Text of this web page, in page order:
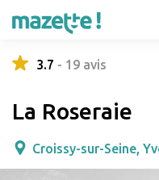
3.7 - 19 avis
La Roseraie
Croissy-sur-Seine,